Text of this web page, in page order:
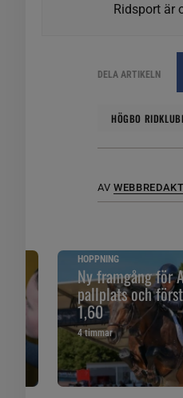
Ridsport är
DELA ARTIKELN
HÖGBO
AV
HOPPNING
Ny framgång för
pallplats och
1,60
4 timmar